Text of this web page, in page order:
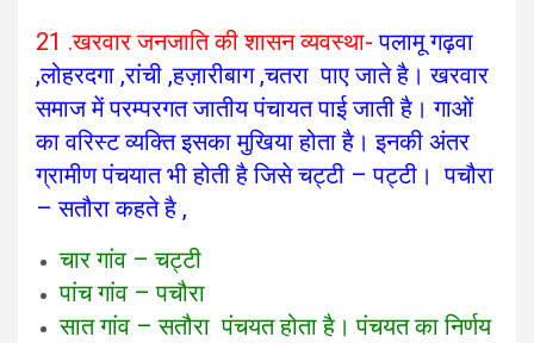
21 .खरवार जनजाति की शासन व्यवस्था-पलामू गढ़वा
,लोहरदगा ,रांची ,हज़ारीबाग ,चतरा पाए जाते है। खरवार
समाज में परम्परगत जातीय पंचायत पाई जाती है। गाओं
का वरिस्ट व्यक्ति इसका मुखिया होता है। इनकी अंतर
ग्रामीण पंचयात भी होती है जिसे चट्टी – पट्टी। पचौरा
– सतौरा कहते है ,
चार गांव – चट्टी
पांच गांव – पचौरा
सात गांव – सतौरा पंचयत होता है। पंचयत का निर्णय